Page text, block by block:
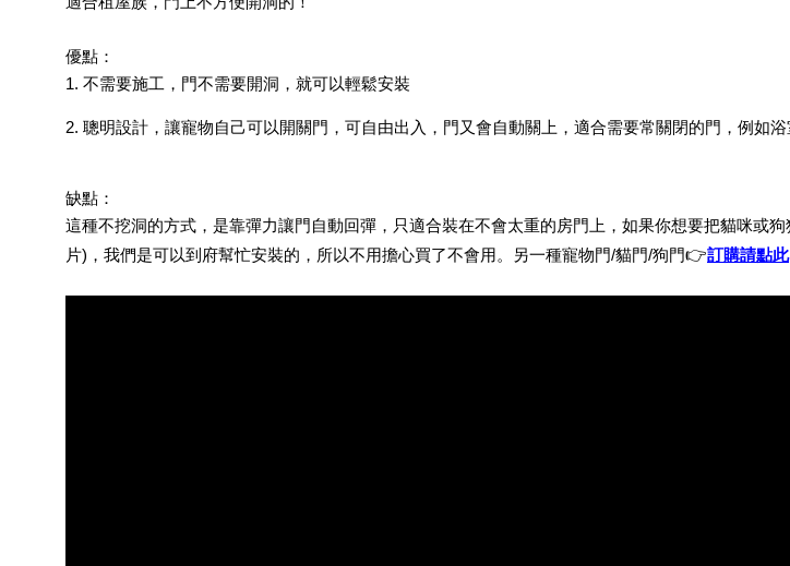
優點：
1. 不需要施工，門不需要開洞，就可以輕鬆安裝
2. 聰明設計，讓寵物自己可以開關門，可自由出入，門又會自動關上，適合需要常關閉的門，例如
缺點：
這種不挖洞的方式，是靠彈力讓門自動回彈，只適合裝在不會太重的房門上，如果你想要把貓咪或
片)，我們是可以到府幫忙安裝的，所以不用擔心買了不會用。另一種寵物門/貓門/狗門👉訂購請點此